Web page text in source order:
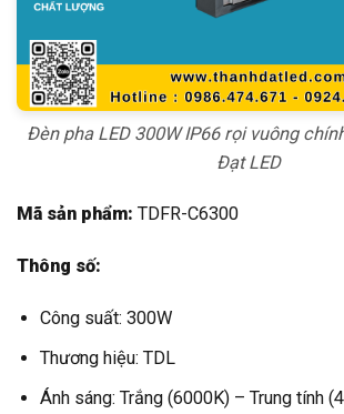
Đèn pha LED 300W IP66 rọi vuông
Đạt LED
Mã sản phẩm: TDFR-C6300
Thông số:
Công suất: 300W
Thương hiệu: TDL
Ánh sáng: Trắng (6000K) – Trung tính